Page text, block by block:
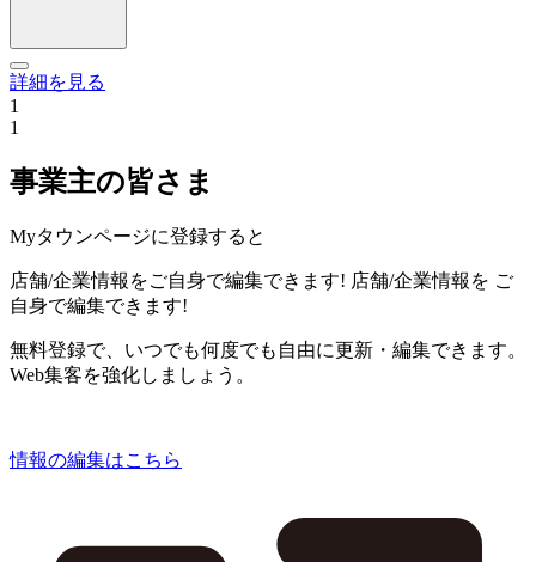
詳細を見る
1
1
事業主の皆さま
Myタウンページに登録すると
店舗/企業情報をご自身で編集できます! 店舗/企業情報を ご
自身で編集できます!
無料登録で、いつでも何度でも自由に更新・編集できます。
Web集客を強化しましょう。
情報の編集はこちら